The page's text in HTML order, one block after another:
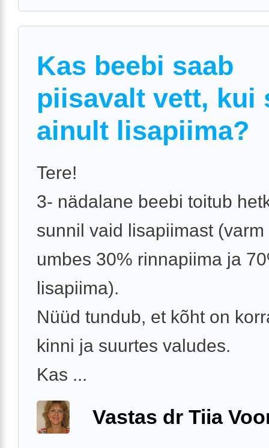
Kas beebi saab
piisavalt vett, kui
ainult lisapiima?
Tere!
3- nädalane beebi toitub
sunnil vaid lisapiimast (varm
umbes 30% rinnapiima ja
lisapiima).
Nüüd tundub, et kõht on
kinni ja suurtes valudes.
Kas ...
Vastas dr Tiia